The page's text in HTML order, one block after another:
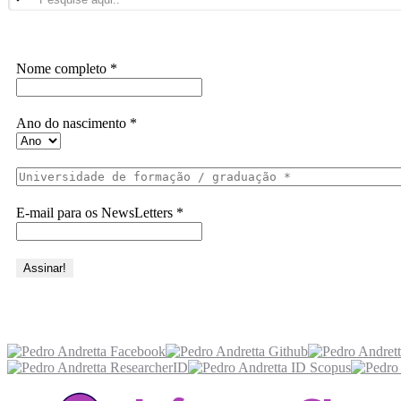
Nome completo *
Ano do nascimento *
E-mail para os NewsLetters *